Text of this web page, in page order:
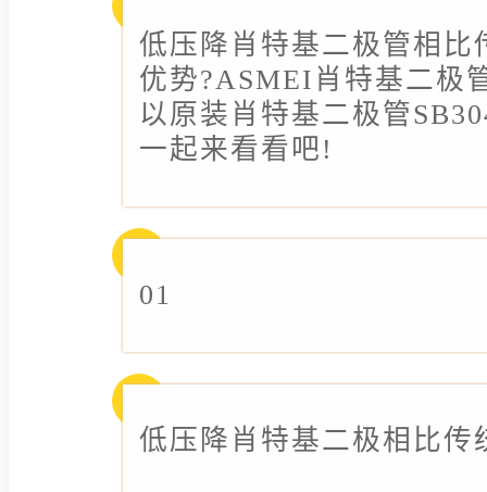
低压降肖特基二极管相
优势?ASMEI肖特基二极
以原装肖特基二极管
一起来看看吧!
01
低压降肖特基二极相比传